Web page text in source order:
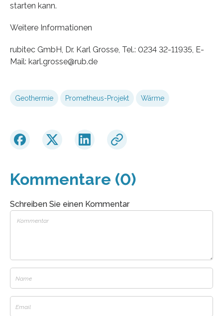
starten kann.
Weitere Informationen
rubitec GmbH, Dr. Karl Grosse, Tel.: 0234 32-11935, E-
Mail: karl.grosse@rub.de
Geothermie Prometheus-Projekt Wärme
Kommentare (0)
Schreiben Sie einen Kommentar